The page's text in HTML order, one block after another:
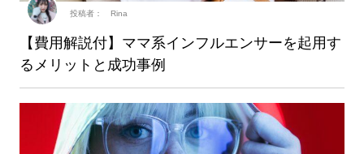
【費用解説付】ママ系インフルエンサーを起用す
るメリットと成功事例
投稿者： Rina